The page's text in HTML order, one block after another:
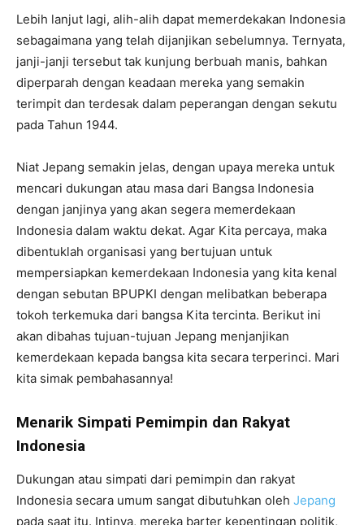
Lebih lanjut lagi, alih-alih dapat memerdekakan Indonesia
sebagaimana yang telah dijanjikan sebelumnya. Ternyata,
janji-janji tersebut tak kunjung berbuah manis, bahkan
diperparah dengan keadaan mereka yang semakin
terimpit dan terdesak dalam peperangan dengan sekutu
pada Tahun 1944.
Niat Jepang semakin jelas, dengan upaya mereka untuk
mencari dukungan atau masa dari Bangsa Indonesia
dengan janjinya yang akan segera memerdekaan
Indonesia dalam waktu dekat. Agar Kita percaya, maka
dibentuklah organisasi yang bertujuan untuk
mempersiapkan kemerdekaan Indonesia yang kita kenal
dengan sebutan BPUPKI dengan melibatkan beberapa
tokoh terkemuka dari bangsa Kita tercinta. Berikut ini
akan dibahas tujuan-tujuan Jepang menjanjikan
kemerdekaan kepada bangsa kita secara terperinci. Mari
kita simak pembahasannya!
Menarik Simpati Pemimpin dan Rakyat
Indonesia
Dukungan atau simpati dari pemimpin dan rakyat
Indonesia secara umum sangat dibutuhkan oleh Jepang
pada saat itu. Intinya, mereka barter kepentingan politik,